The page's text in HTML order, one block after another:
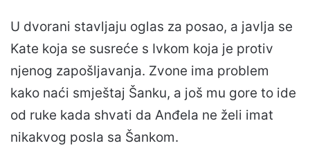
U dvorani stavljaju oglas za posao, a javlja se
Kate koja se susreće s Ivkom koja je protiv
njenog zapošljavanja. Zvone ima problem
kako naći smještaj Šanku, a još mu gore to ide
od ruke kada shvati da Anđela ne želi imat
nikakvog posla sa Šankom.